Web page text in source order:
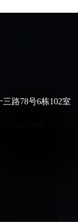
路78号6栋102室